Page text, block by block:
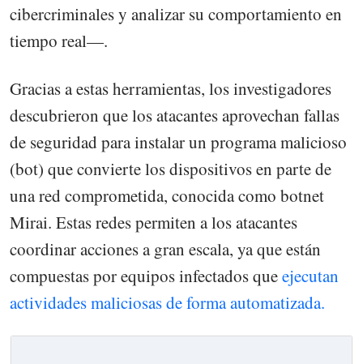
cibercriminales y analizar su comportamiento en
tiempo real—.
Gracias a estas herramientas, los investigadores
descubrieron que los atacantes aprovechan fallas
de seguridad para instalar un programa malicioso
(bot) que convierte los dispositivos en parte de
una red comprometida, conocida como botnet
Mirai. Estas redes permiten a los atacantes
coordinar acciones a gran escala, ya que están
compuestas por equipos infectados queejecutan
actividades maliciosas de forma automatizada.